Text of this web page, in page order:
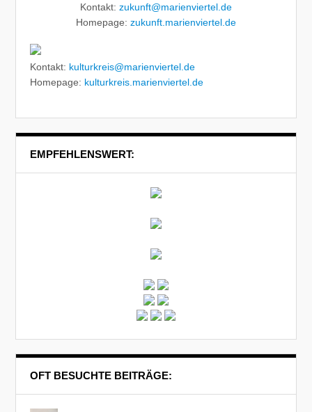
Kontakt: zukunft@marienviertel.de
Homepage: zukunft.marienviertel.de
Kontakt: kulturkreis@marienviertel.de
Homepage: kulturkreis.marienviertel.de
EMPFEHLENSWERT:
OFT BESUCHTE BEITRÄGE: